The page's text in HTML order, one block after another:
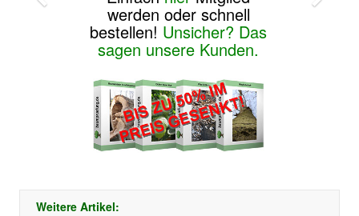
werden oder schnell
bestellen! Unsicher? Das
sagen unsere Kunden.
Weitere Artikel: